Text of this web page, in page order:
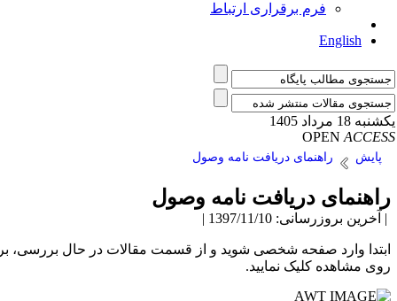
فرم برقراری ارتباط
English
18 مرداد 1405
OPEN
پایش راهنمای دریافت نامه وصول
دریافت نامه وصول
بروزرسانی: 1397/11/10 |
وارد صفحه شخصی شوید و از قسمت مقالات در حال بررسی، بر
مشاهده کلیک نمایید.